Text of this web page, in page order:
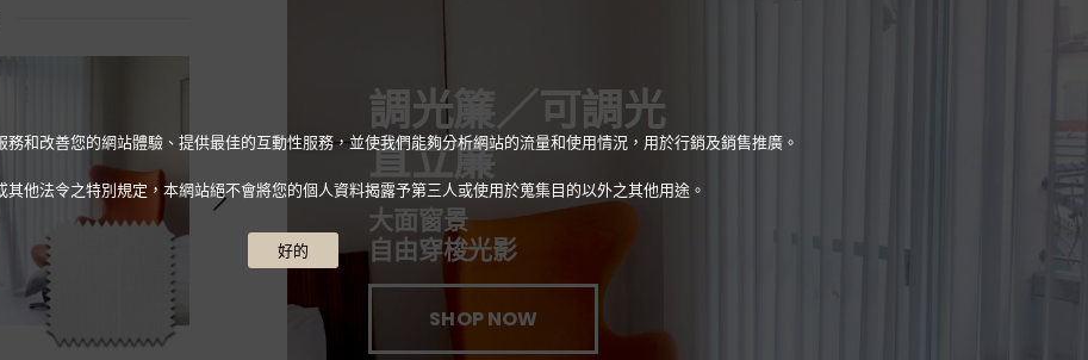
調光簾／可調光
直立簾
大面窗景
自由穿梭光影
SHOP NOW
和改善您的網站體驗、提供最佳的互動性服務，並使我們能夠分析網站的流量和使用情況，用於行銷及銷售推廣。
其他法令之特別規定，本網站絕不會將您的個人資料揭露予第三人或使用於蒐集目的以外之其他用途。
好的